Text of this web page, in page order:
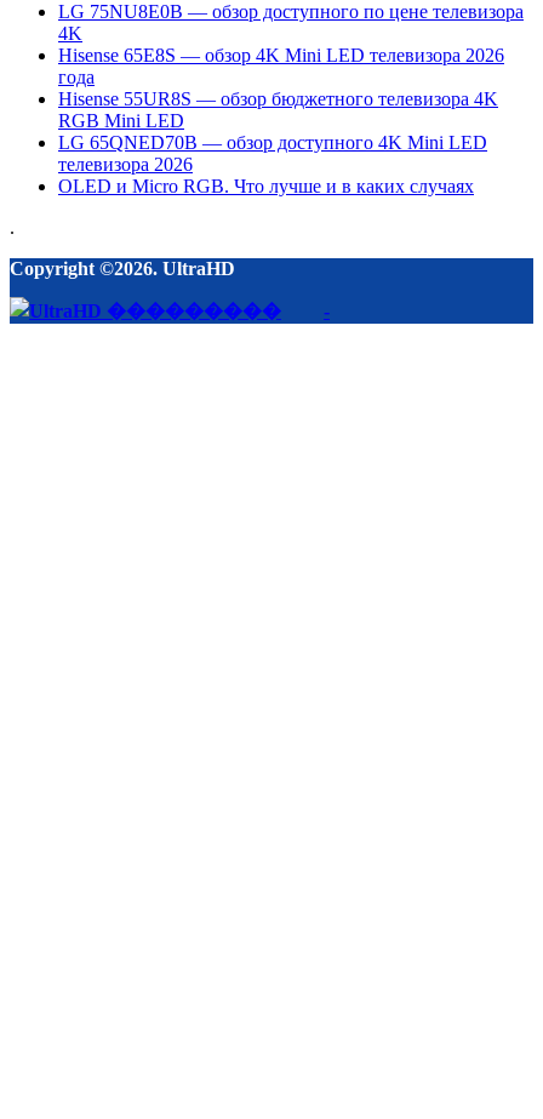
LG 75NU8E0B — обзор доступного по цене телевизора
4K
Hisense 65E8S — обзор 4K Mini LED телевизора 2026
года
Hisense 55UR8S — обзор бюджетного телевизора 4K
RGB Mini LED
LG 65QNED70B — обзор доступного 4K Mini LED
телевизора 2026
OLED и Micro RGB. Что лучше и в каких случаях
.
Copyright ©2026. UltraHD
-